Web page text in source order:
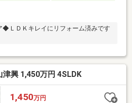
ＬＤＫキレイにリフォーム済みです
津興 1,450万円 4SLDK
1,450万円